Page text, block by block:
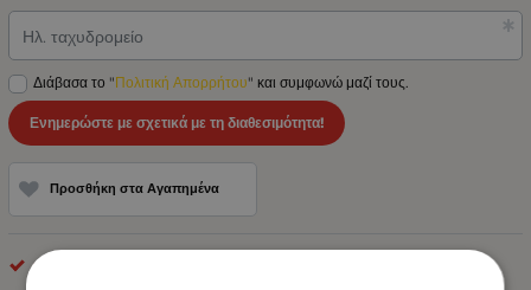
Ηλ. ταχυδρομείο
Διάβασα το "Πολιτική Απορρήτου" και συμφωνώ μαζί τους.
Ενημερώστε με σχετικά με τη διαθεσιμότητα!
Προσθήκη στα Αγαπημένα
optonica